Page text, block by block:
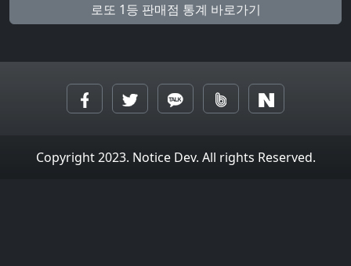
로또 1등 판매점 통계 바로가기
Copyright 2023. Notice Dev. All rights Reserved.